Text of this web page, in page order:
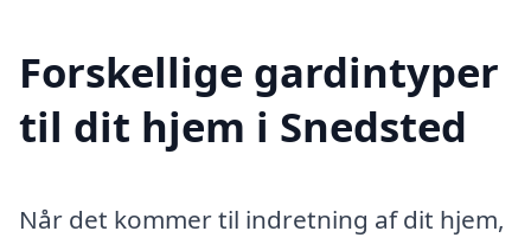
Forskellige gardintyper
til dit hjem i Snedsted
Når det kommer til indretning af dit hjem,